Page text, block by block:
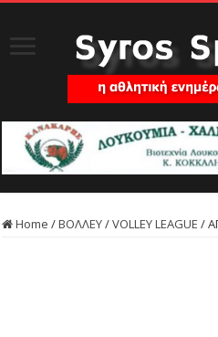
Home /ΒΟΛΛΕΥ/VOLLEY LEAGUE /